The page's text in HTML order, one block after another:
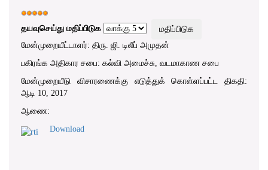
தயவுசெய்து மதிப்பிடுக
மேன்முறையீட்டாளர்: திரு. ஜி. டிலீப் அமுதன்
பகிரங்க அதிகார சபை: கல்வி அமைச்சு, வடமாகாண சபை
மேன்முறையீடு விசாரணைக்கு எடுத்துக் கொள்ளப்பட்ட திகதி:
ஆடி 10, 2017
ஆணை:
Download